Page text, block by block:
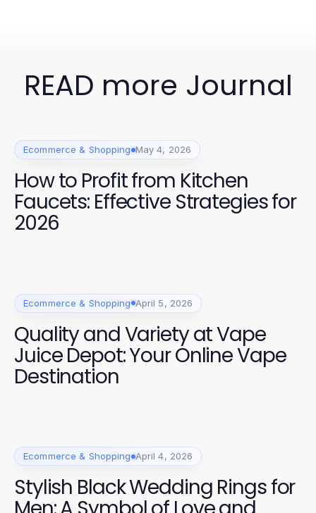
READ more Journal
Ecommerce & Shopping May 4, 2026
How to Profit from Kitchen
Faucets: Effective Strategies for
2026
Ecommerce & Shopping April 5, 2026
Quality and Variety at Vape
Juice Depot: Your Online Vape
Destination
Ecommerce & Shopping April 4, 2026
Stylish Black Wedding Rings for